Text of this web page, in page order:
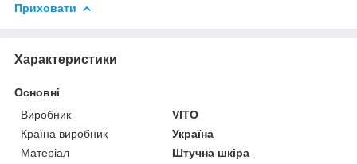
Приховати
Характеристики
Основні
Виробник
VITO
Країна виробник
Україна
Матеріал
Штучна шкіра